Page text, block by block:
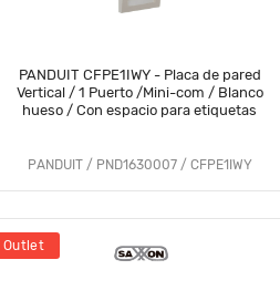
PANDUIT CFPE1IWY - Placa de pared
Vertical / 1 Puerto /Mini-com / Blanco
hueso / Con espacio para etiquetas
PANDUIT / PND1630007 / CFPE1IWY
Outlet